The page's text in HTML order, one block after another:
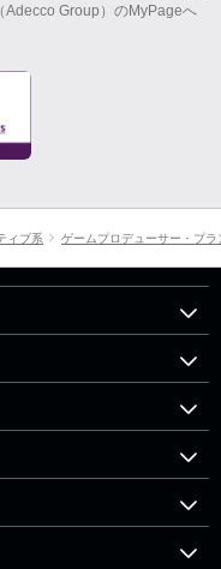
Adecco Group）のMyPageへ
ィブ系 ゲームプロデューサー・プ